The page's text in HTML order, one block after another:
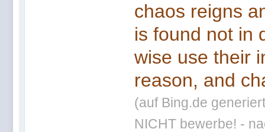
chaos reigns
is found not in
wise use their
reason, and
(auf Bing.de
NICHT bewerbe! -